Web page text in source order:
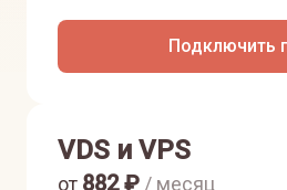
Подключить
VDS и VPS
от 882₽ / месяц